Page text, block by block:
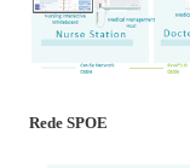
Rede SPOE